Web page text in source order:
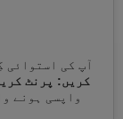
آپ کی استوائی
کریں: پرنٹ
واپسی ہونے